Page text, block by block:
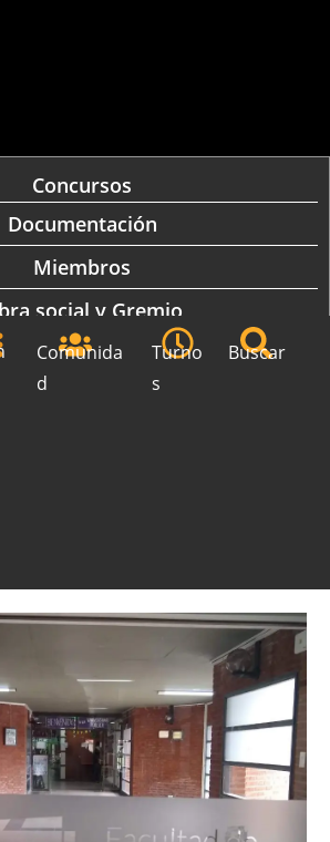
Comunida
d
Turno
s
Buscar
Concursos
Documentación
Miembros
social y Gremio
Recibos